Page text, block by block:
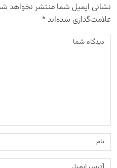
نشانی ایمیل شما منتشر نخواهد
علامت‌گذاری شده‌اند*